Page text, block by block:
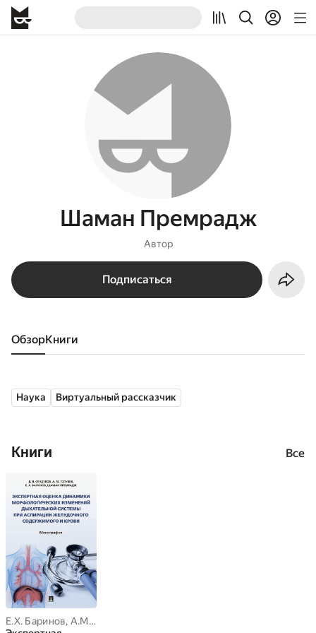
Шаман Премрадж
Автор
Подписаться
Обзор книги
Наука Виртуальный рассказчик
Книги Все
Е.Х. Баринов, А.М. Голубев